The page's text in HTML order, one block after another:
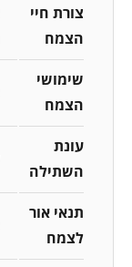
צורת חיי
הצמח
שימושי
הצמח
עונת
השתילה
תנאי אור
לצמח